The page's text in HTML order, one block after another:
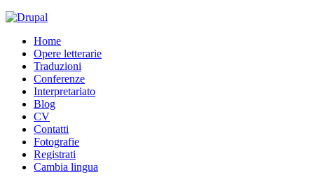
Home
Opere letterarie
Traduzioni
Conferenze
Interpretariato
Blog
CV
Contatti
Fotografie
Registrati
Cambia lingua